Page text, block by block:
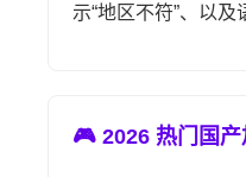
示“地区不符”、以及
🎮 2026 热门国产